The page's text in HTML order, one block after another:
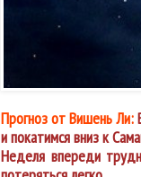
Прогноз от Вишень Ли:
и покатимся вниз к
Неделя впереди